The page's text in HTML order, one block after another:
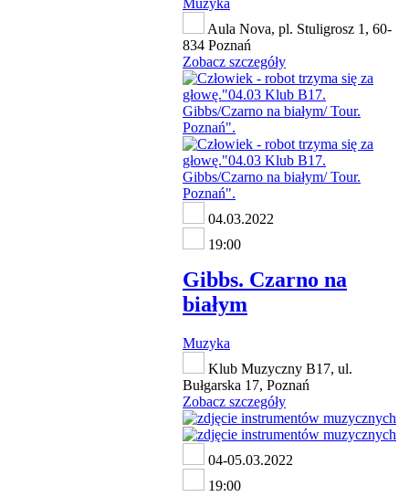
Aula Nova, pl. Stuligrosz 1, 60-
834 Poznań
Zobacz szczegóły
04.03.2022
19:00
Gibbs. Czarno na
białym
Muzyka
Klub Muzyczny B17, ul.
Bułgarska 17, Poznań
Zobacz szczegóły
04-05.03.2022
19:00